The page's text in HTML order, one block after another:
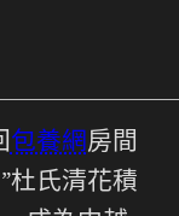
包養網房間
杜氏清花積